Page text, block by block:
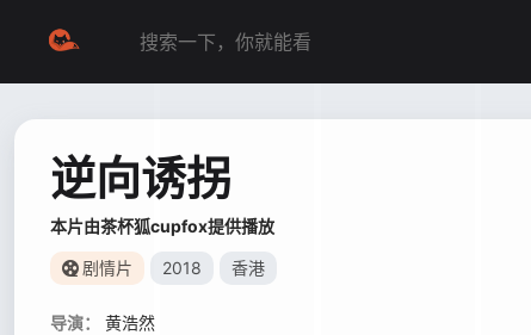
逆向诱拐
本片由茶杯狐cupfox提供播放
剧情片 2018 香港
导演：
黄浩然